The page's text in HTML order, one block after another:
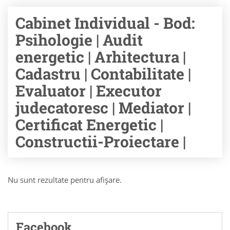
Cabinet Individual - Bod:
Psihologie | Audit
energetic | Arhitectura |
Cadastru | Contabilitate |
Evaluator | Executor
judecatoresc | Mediator |
Certificat Energetic |
Constructii-Proiectare |
Nu sunt rezultate pentru afişare.